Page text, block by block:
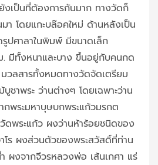
เป็นที่ต้องการกันมาก ทางวัดก็
า โดยแกะบล๊อคใหม่ ด้านหลังเป็น
ปศาลาในพิมพ์ มีขนาดเล็ก
มีทั้งหนาและบาง ขึ้นอยู่กับคนกด
วลสารทั้งหมดทางวัดจัดเตรียม
ชาพระ ว่านต่างๆ โดยเฉพาะว่าน
กพระมหาบุษบกพระแก้วมรกต
วัดพระแก้ว ผงว่านห้าร้อยชนิดของ
โร ผงส่วนตัวของพระสวัสดิ์ที่ท่าน
ผงจากจีวรหลวงพ่อ เส้นเกศา แร่